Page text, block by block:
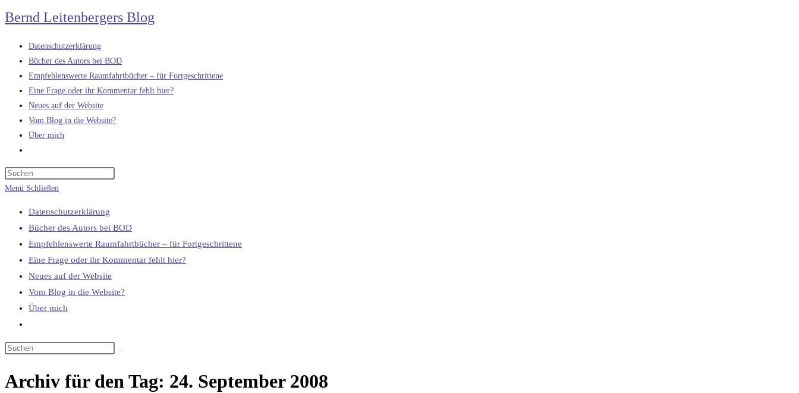
Zum
Inhalt
springen
Bernd Leitenbergers Blog
Datenschutzerklärung
Bücher des Autors bei BOD
Empfehlenswerte Raumfahrtbücher – für Fortgeschrittene
Eine Frage oder ihr Kommentar fehlt hier?
Neues auf der Website
Vom Blog in die Website?
Über mich
umschalten
Menü Schließen
Datenschutzerklärung
Bücher des Autors bei BOD
Empfehlenswerte Raumfahrtbücher – für Fortgeschrittene
Eine Frage oder ihr Kommentar fehlt hier?
Neues auf der Website
Vom Blog in die Website?
Über mich
umschalten
Archiv für den Tag: 24. September 2008